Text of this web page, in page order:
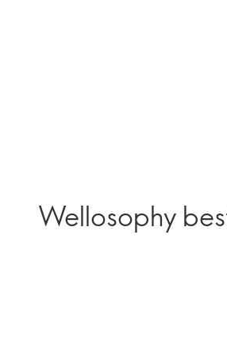
Wellosophy